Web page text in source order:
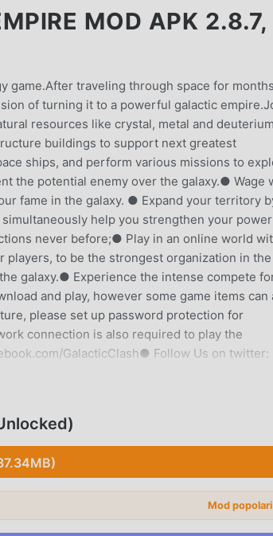
MOD APK 2.8.7,
game.After traveling through space for
of turning it to a powerful galactic
resources like crystal, metal and
buildings to support next greatest
ships, and perform various missions to
the potential enemy over the galaxy.● Wage
fame in the galaxy. ● Expand your territory
help you strengthen your power
never before;● Play in an online world
players, to be the strongest organization in the
galaxy.● Experience the intense compete
and play, however some game items can
please set up password protection for
connection is also required to play the
GalacticClash● Follow Us on twitter:
gioco, come il più grande sito di
moddroid non solo ti fornisce l'ultima
fornisce anche Freemod gratuitamente,
puoi concentrarti sul godere della gioia
Mod